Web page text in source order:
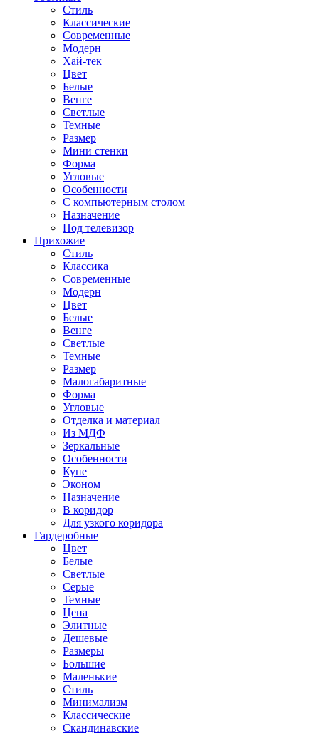
Стиль
Классические
Современные
Модерн
Хай-тек
Цвет
Белые
Венге
Светлые
Темные
Размер
Мини стенки
Форма
Угловые
Особенности
С компьютерным столом
Назначение
Под телевизор
Прихожие
Стиль
Классика
Современные
Модерн
Цвет
Белые
Венге
Светлые
Темные
Размер
Малогабаритные
Форма
Угловые
Отделка и материал
Из МДФ
Зеркальные
Особенности
Купе
Эконом
Назначение
В коридор
Для узкого коридора
Гардеробные
Цвет
Белые
Светлые
Серые
Темные
Цена
Элитные
Дешевые
Размеры
Большие
Маленькие
Стиль
Минимализм
Классические
Скандинавские